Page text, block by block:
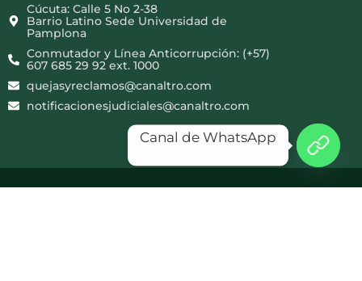
Cúcuta: Calle 5 No 2-38
Barrio Latino Sede Universidad de
Pamplona
Conmutador y Línea Anticorrupción: (+57)
607 685 29 92 ext. 1000
quejasyreclamos@canaltro.com
notificacionesjudiciales@canaltro.com
Canal de WhatsApp